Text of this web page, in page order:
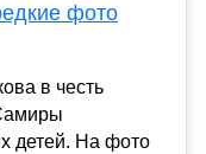
фото
в честь
детей. На фото